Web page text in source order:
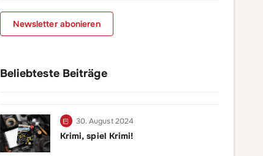
Newsletter abonieren
Beliebteste Beiträge
30. August 2024
Krimi, spiel Krimi!